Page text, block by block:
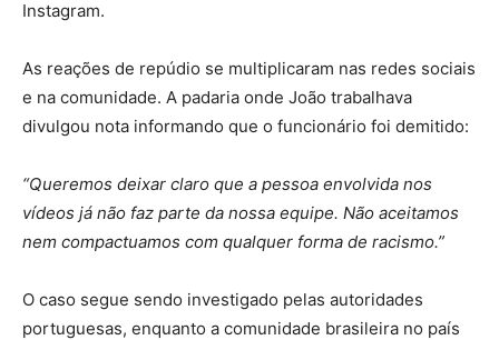
Instagram.
As reações de repúdio se multiplicaram nas redes sociais
e na comunidade. A padaria onde João trabalhava
divulgou nota informando que o funcionário foi demitido:
“Queremos deixar claro que a pessoa envolvida nos
vídeos já não faz parte da nossa equipe. Não aceitamos
nem compactuamos com qualquer forma de racismo.”
O caso segue sendo investigado pelas autoridades
portuguesas, enquanto a comunidade brasileira no país